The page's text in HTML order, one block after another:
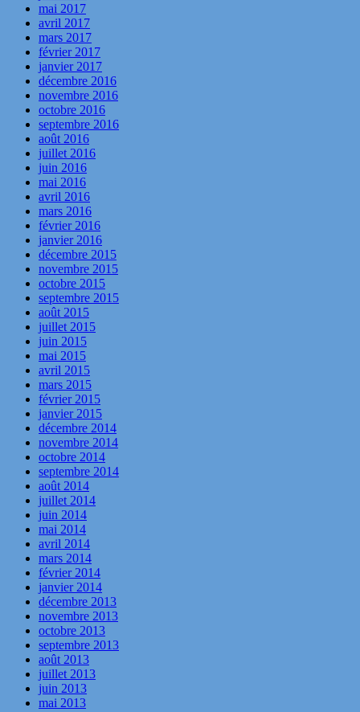
mai 2017
avril 2017
mars 2017
février 2017
janvier 2017
décembre 2016
novembre 2016
octobre 2016
septembre 2016
août 2016
juillet 2016
juin 2016
mai 2016
avril 2016
mars 2016
février 2016
janvier 2016
décembre 2015
novembre 2015
octobre 2015
septembre 2015
août 2015
juillet 2015
juin 2015
mai 2015
avril 2015
mars 2015
février 2015
janvier 2015
décembre 2014
novembre 2014
octobre 2014
septembre 2014
août 2014
juillet 2014
juin 2014
mai 2014
avril 2014
mars 2014
février 2014
janvier 2014
décembre 2013
novembre 2013
octobre 2013
septembre 2013
août 2013
juillet 2013
juin 2013
mai 2013